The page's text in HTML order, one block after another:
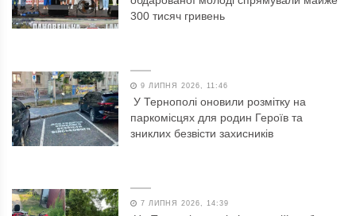
300 тисяч гривень
9 ЛИПНЯ 2026, 11:46
У Тернополі оновили розмітку на
паркомісцях для родин Героїв та
зниклих безвісти захисників
7 ЛИПНЯ 2026, 14:39